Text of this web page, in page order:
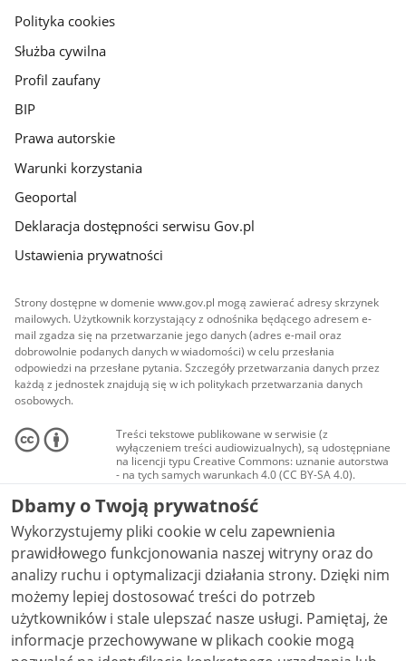
gov.pl
Polityka cookies
Służba cywilna
Profil zaufany
BIP
Prawa autorskie
Warunki korzystania
Geoportal
Deklaracja dostępności serwisu Gov.pl
Ustawienia prywatności
Strony dostępne w domenie www.gov.pl mogą zawierać adresy skrzynek
mailowych. Użytkownik korzystający z odnośnika będącego adresem e-
mail zgadza się na przetwarzanie jego danych (adres e-mail oraz
dobrowolnie podanych danych w wiadomości) w celu przesłania
odpowiedzi na przesłane pytania. Szczegóły przetwarzania danych przez
każdą z jednostek znajdują się w ich politykach przetwarzania danych
osobowych.
Treści tekstowe publikowane w serwisie (z
wyłączeniem treści audiowizualnych), są udostępniane
na licencji typu Creative Commons: uznanie autorstwa
- na tych samych warunkach 4.0 (CC BY-SA 4.0).
Materiały audiowizualne, w tym zdjęcia, materiały
audio i wideo, są udostępniane na licencji typu
Creative Commons: uznanie autorstwa użycie
niekomercyjne - bez utworów zależnych 4.0 (CC BY-
NC-ND 4.0), o ile nie jest to stwierdzone inaczej.
Dbamy o Twoją prywatność
Wykorzystujemy pliki cookie w celu zapewnienia
prawidłowego funkcjonowania naszej witryny oraz do
analizy ruchu i optymalizacji działania strony. Dzięki nim
możemy lepiej dostosować treści do potrzeb
użytkowników i stale ulepszać nasze usługi. Pamiętaj, że
informacje przechowywane w plikach cookie mogą